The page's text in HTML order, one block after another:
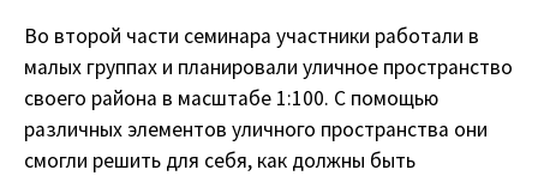
Во второй части семинара участники работали в
малых группах и планировали уличное пространство
своего района в масштабе 1:100. С помощью
различных элементов уличного пространства они
смогли решить для себя, как должны быть